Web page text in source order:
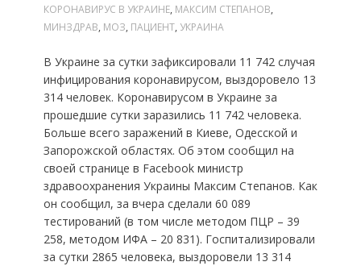
КОРОНАВИРУС В УКРАИНЕ, МАКСИМ СТЕПАНОВ,
МИНЗДРАВ, МОЗ, ПАЦИЕНТ, УКРАИНА
В Украине за сутки зафиксировали 11 742 случая
инфицирования коронавирусом, выздоровело 13
314 человек. Коронавирусом в Украине за
прошедшие сутки заразились 11 742 человека.
Больше всего заражений в Киеве, Одесской и
Запорожской областях. Об этом сообщил на
своей странице в Facebook министр
здравоохранения Украины Максим Степанов. Как
он сообщил, за вчера сделали 60 089
тестирований (в том числе методом ПЦР – 39
258, методом ИФА – 20 831). Госпитализировали
за сутки 2865 человека, выздоровели 13 314